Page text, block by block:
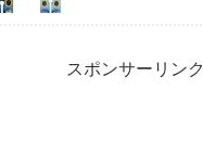
スポンサーリンク